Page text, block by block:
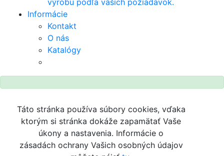
Informácie
Kontakt
O nás
Katalógy
Táto stránka používa súbory cookies, vďaka
ktorým si stránka dokáže zapamätať Vaše
úkony a nastavenia. Informácie o
zásadách ochrany Vašich osobných údajov